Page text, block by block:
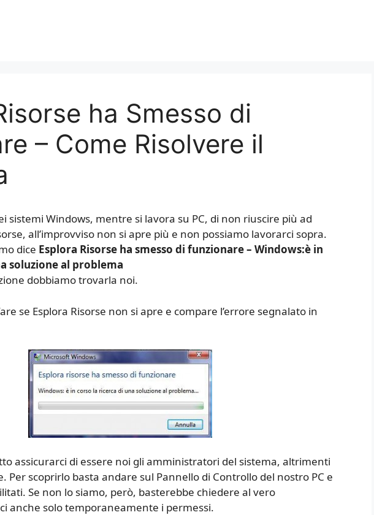
ha Smesso di
– Come Risolvere il
sistemi Windows, mentre si lavora su PC, di non riuscire più ad
all’improvviso non si apre più e non possiamo lavorarci sopra.
dice Esplora Risorse ha smesso di funzionare – Windows:è in
soluzione al problema
dobbiamo trovarla noi.
se Esplora Risorse non si apre e compare l’errore segnalato in
assicurarci di essere noi gli amministratori del sistema, altrimenti
Per scoprirlo basta andare sul Pannello di Controllo del nostro PC e
Se non lo siamo, però, basterebbe chiedere al vero
anche solo temporaneamente i permessi.